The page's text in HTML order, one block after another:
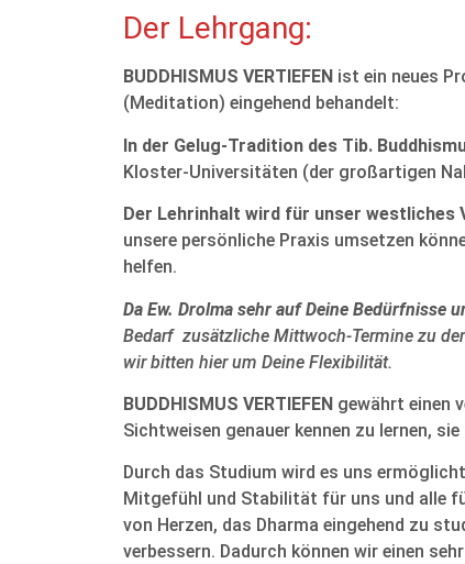
Der Lehrgang:
BUDDHISMUS VERTIEFEN ist ein neues
(Meditation) eingehend behandelt:
In der Gelug-Tradition des Tib.
Kloster-Universitäten (der großartigen
Der Lehrinhalt wird für unser
unsere persönliche Praxis umsetzen
helfen.
Da Ew. Drolma sehr auf Deine Bedürfnisse
Bedarf zusätzliche Mittwoch-Termine zu
wir bitten hier um Deine Flexibilität.
BUDDHISMUS VERTIEFEN gewährt einen
Sichtweisen genauer kennen zu lernen,
Durch das Studium wird es uns
Mitgefühl und Stabilität für uns und alle
von Herzen, das Dharma eingehend zu
verbessern. Dadurch können wir einen